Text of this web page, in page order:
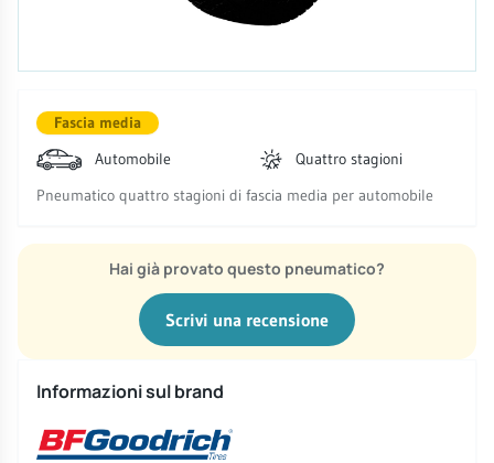
Fascia media
Automobile
Quattro stagioni
Pneumatico quattro stagioni di fascia media per automobile
Hai già provato questo pneumatico?
Scrivi una recensione
Informazioni sul brand